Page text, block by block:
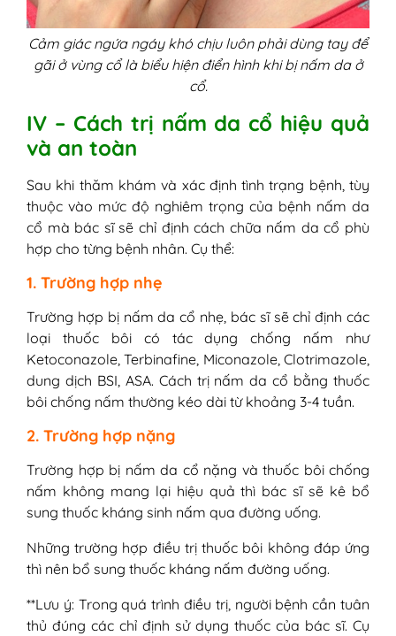
Cảm giác ngứa ngáy khó chịu luôn phải dùng tay để
gãi ở vùng cổ là biểu hiện điển hình khi bị nấm da ở
cổ.
IV – Cách trị nấm da cổ hiệu quả
và an toàn
Sau khi thăm khám và xác định tình trạng bệnh, tùy
thuộc vào mức độ nghiêm trọng của bệnh nấm da
cổ mà bác sĩ sẽ chỉ định cách chữa nấm da cổ phù
hợp cho từng bệnh nhân. Cụ thể:
1. Trường hợp nhẹ
Trường hợp bị nấm da cổ nhẹ, bác sĩ sẽ chỉ định các
loại thuốc bôi có tác dụng chống nấm như
Ketoconazole, Terbinafine, Miconazole, Clotrimazole,
dung dịch BSI, ASA. Cách trị nấm da cổ bằng thuốc
bôi chống nấm thường kéo dài từ khoảng 3-4 tuần.
2. Trường hợp nặng
Trường hợp bị nấm da cổ nặng và thuốc bôi chống
nấm không mang lại hiệu quả thì bác sĩ sẽ kê bổ
sung thuốc kháng sinh nấm qua đường uống.
Những trường hợp điều trị thuốc bôi không đáp ứng
thì nên bổ sung thuốc kháng nấm đường uống.
**Lưu ý: Trong quá trình điều trị, người bệnh cần tuân
thủ đúng các chỉ định sử dụng thuốc của bác sĩ. Cụ